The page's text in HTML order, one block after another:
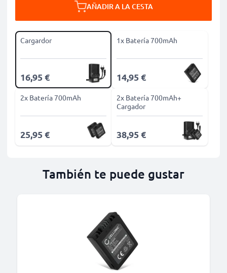
AÑADIR A LA CESTA
Cargardor
16,95 €
1x Batería 700mAh
14,95 €
2x Batería 700mAh
25,95 €
2x Batería 700mAh+
Cargador
38,95 €
También te puede gustar